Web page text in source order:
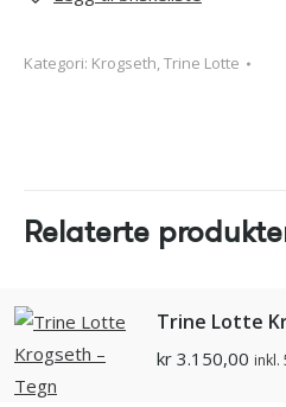
Kategori: Krogseth, Trine Lotte
Relaterte
Trine Lotte
kr 3.150,00 inkl.